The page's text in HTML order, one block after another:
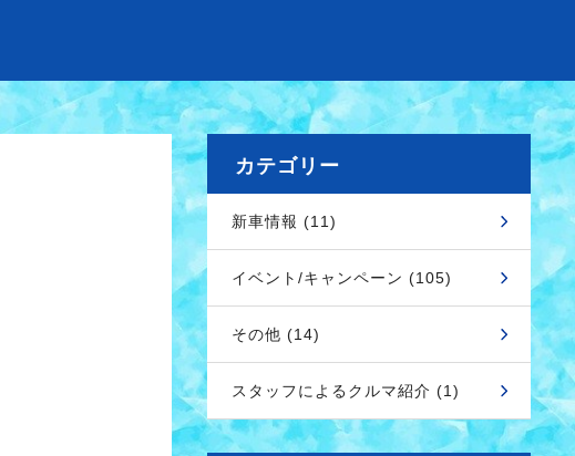
カテゴリー
新車情報 (11)
イベント/キャンペーン (105)
その他 (14)
スタッフによるクルマ紹介 (1)